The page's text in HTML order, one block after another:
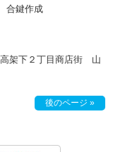
合鍵作成
架下２丁目商店街 山
後のページ »